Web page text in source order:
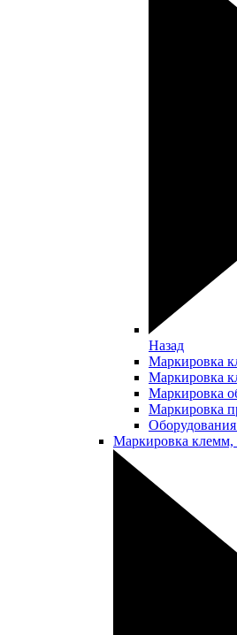
Назад
Маркировка
Маркировка
Маркировка
Маркировка
Маркировка клемм,